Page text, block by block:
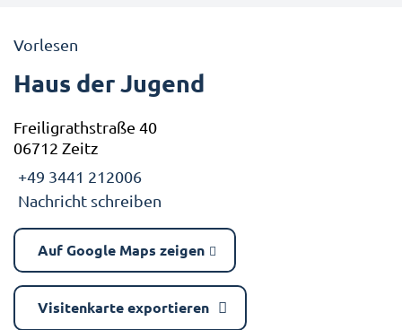
Vorlesen
Haus der Jugend
Freiligrathstraße 40
06712 Zeitz
+49 3441 212006
Nachricht schreiben
Auf Google Maps zeigen
Visitenkarte exportieren